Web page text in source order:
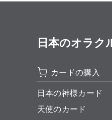
日本のオラク
カードの購入
日本の神様カード
天使のカード